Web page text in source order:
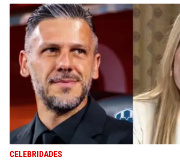
CELEBRIDADES